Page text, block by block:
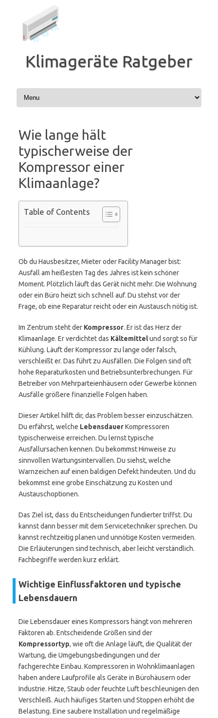
Klimageräte Ratgeber
Wie lange hält
typischerweise der
Kompressor einer
Klimaanlage?
Table of Contents
Ob du Hausbesitzer, Mieter oder Facility Manager bist:
Ausfall am heißesten Tag des Jahres ist kein schöner
Moment. Plötzlich läuft das Gerät nicht mehr. Die Wohnung
oder ein Büro heizt sich schnell auf. Du stehst vor der
Frage, ob eine Reparatur reicht oder ein Austausch nötig ist.
Im Zentrum steht der Kompressor. Er ist das Herz der
Klimaanlage. Er verdichtet das Kältemittelund sorgt so für
Kühlung. Läuft der Kompressor zu lange oder falsch,
verschleißt er. Das führt zu Ausfällen. Die Folgen sind oft
hohe Reparaturkosten und Betriebsunterbrechungen. Für
Betreiber von Mehrparteienhäusern oder Gewerbe können
Ausfälle größere finanzielle Folgen haben.
Dieser Artikel hilft dir, das Problem besser einzuschätzen.
Du erfährst, welche LebensdauerKompressoren
typischerweise erreichen. Du lernst typische
Ausfallursachen kennen. Du bekommst Hinweise zu
sinnvollen Wartungsintervallen. Du siehst, welche
Warnzeichen auf einen baldigen Defekt hindeuten. Und du
bekommst eine grobe Einschätzung zu Kosten und
Austauschoptionen.
Das Ziel ist, dass du Entscheidungen fundierter triffst. Du
kannst dann besser mit dem Servicetechniker sprechen. Du
kannst rechtzeitig planen und unnötige Kosten vermeiden.
Die Erläuterungen sind technisch, aber leicht verständlich.
Fachbegriffe werden kurz erklärt.
Wichtige Einflussfaktoren und typische
Lebensdauern
Die Lebensdauer eines Kompressors hängt von mehreren
Faktoren ab. Entscheidende Größen sind der
Kompressortyp, wie oft die Anlage läuft, die Qualität der
Wartung, die Umgebungsbedingungen und der
fachgerechte Einbau. Kompressoren in Wohnklimaanlagen
haben andere Laufprofile als Geräte in Bürohäusern oder
Industrie. Hitze, Staub oder feuchte Luft beschleunigen den
Verschleiß. Auch häufiges Starten und Stoppen erhöht die
Belastung. Eine saubere Installation und regelmäßige